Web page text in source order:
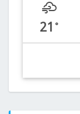
21 °